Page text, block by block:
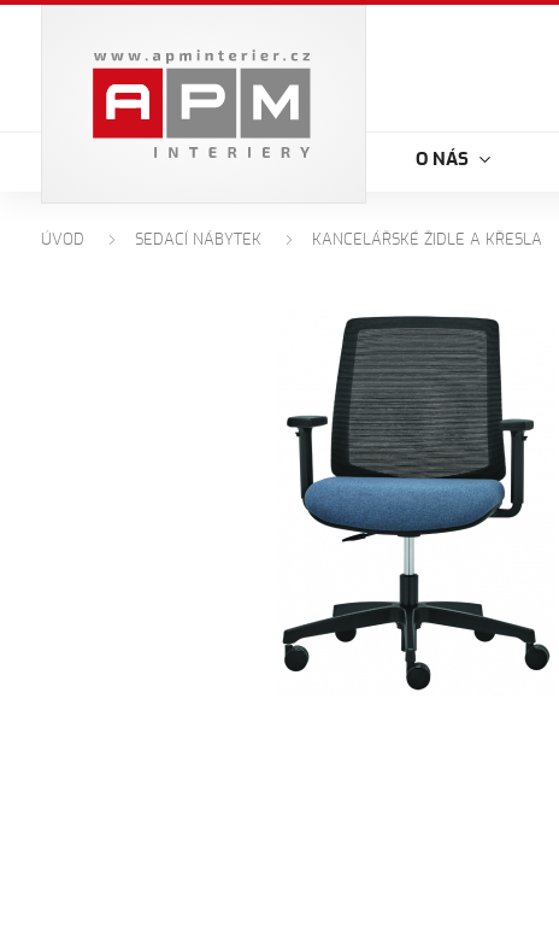
O NÁS
ÚVOD SEDACÍ NÁBYTEK KANCELÁŘSKÉ ŽIDLE A KŘESLA